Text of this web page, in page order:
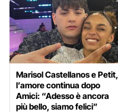
Marisol Castellanos e Petit,
l’amore continua dopo
Amici: “Adesso è ancora
più bello, siamo felici”